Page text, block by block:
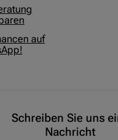
auf
Schreiben Sie uns
Nachricht